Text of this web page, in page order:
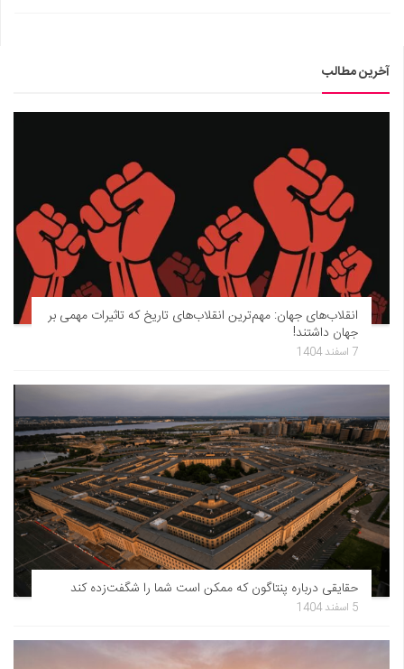
آخرین مطالب
انقلاب‌های جهان: مهم‌ترین انقلاب‌های تاریخ که تاثیرات مهمی بر
جهان داشتند!
7 اسفند 1404
حقایقی درباره پنتاگون که ممکن است شما را شگفت‌زده کند
5 اسفند 1404